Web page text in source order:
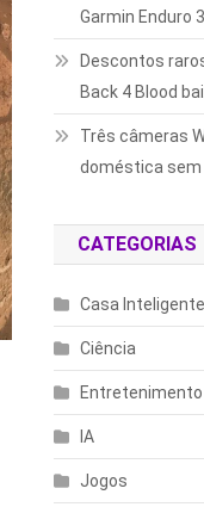
Garmin Enduro
Descontos
Back 4 Blood
Três câmeras
doméstica
CATEGORIAS
Casa Inteligente
Ciência
Entretenimento
IA
Jogos